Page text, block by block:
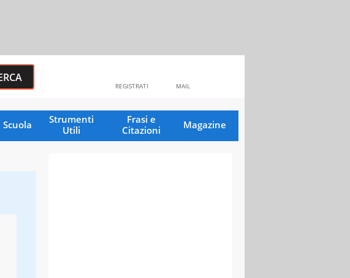
MAIL
REGISTRATI
Scuola
Strumenti
Utili
Frasi e
Citazioni
Magazine